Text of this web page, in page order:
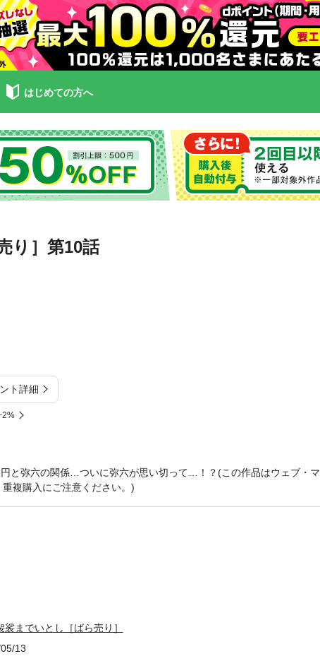
はじめての方へ
り］第10話
ト詳細
と弥六の関係…ついに弥六が思い切って…！？(この作品はウェブ・
複購入にご注意ください。)
までいとし［ばら売り］
13